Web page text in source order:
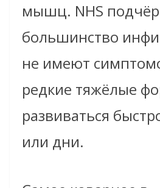
мышц. NHS
большинство
не имеют
редкие тяжёлые
развиваться
или дни.